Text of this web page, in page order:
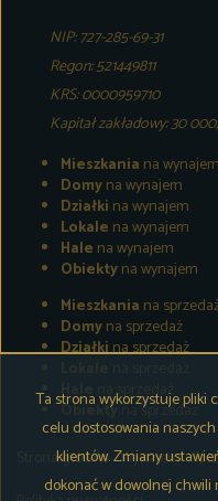
NIP: 727-285-69-31
Regon: 521449811
KRS: 0000959710
Kapitał zakładowy: 30
Mieszkania na wynajem
Domyna wynajem
Działki na wynajem
Lokale na wynajem
Hale na wynajem
Obiektyna wynajem
Mieszkania na
Domyna sprzedaż
Działkina sprzedaż
Hale na sprzedaż
Obiektyna sprzedaż
Strona główna Wynajem
Ta strona wykorzystuje pliki
celu dostosowania
klientów. Zmiany
dokonać w dowolnej